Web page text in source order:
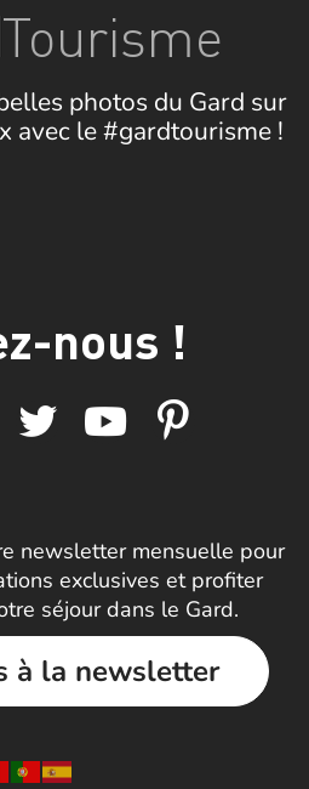
Tourisme
photos du Gard sur
avec le #gardtourisme !
nous !
newsletter mensuelle pour
exclusives et profiter
séjour dans le Gard.
à la newsletter